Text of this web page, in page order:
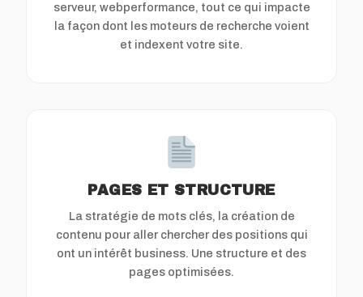
serveur, webperformance, tout ce qui impacte
la façon dont les moteurs de recherche voient
et indexent votre site.
PAGES ET STRUCTURE
La stratégie de mots clés, la création de
contenu pour aller chercher des positions qui
ont un intérêt business. Une structure et des
pages optimisées.